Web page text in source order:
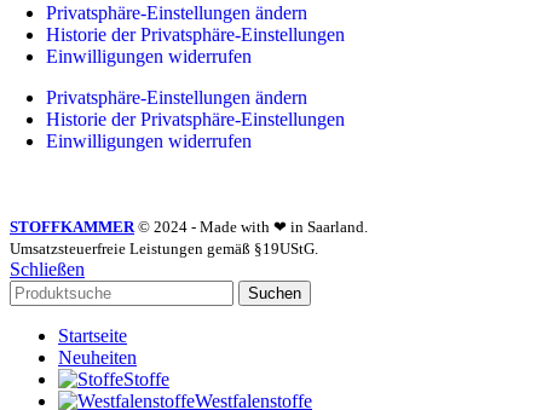
Privatsphäre-Einstellungen ändern
Historie der Privatsphäre-Einstellungen
Einwilligungen widerrufen
Privatsphäre-Einstellungen ändern
Historie der Privatsphäre-Einstellungen
Einwilligungen widerrufen
STOFFKAMMER © 2024 - Made with ❤ in Saarland.
Umsatzsteuerfreie Leistungen gemäß §19UStG.
Schließen
Suchen
Startseite
Neuheiten
Stoffe
Westfalenstoffe